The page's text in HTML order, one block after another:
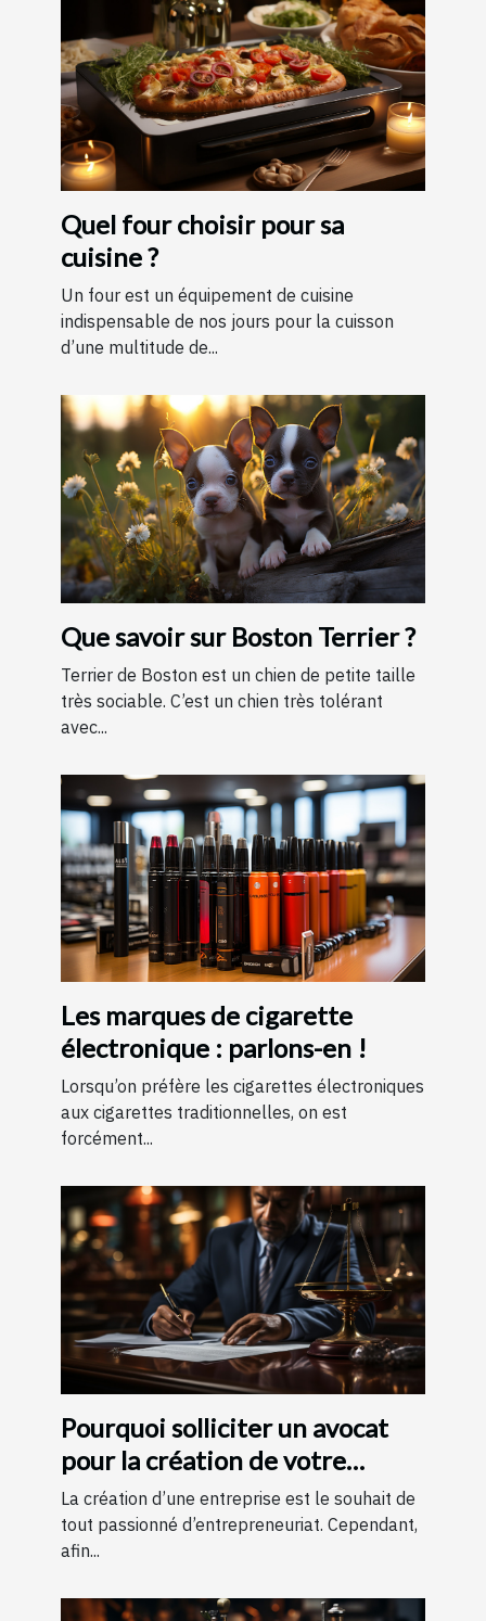
Quel four choisir pour sa
cuisine ?
Un four est un équipement de cuisine
indispensable de nos jours pour la cuisson
d’une multitude de...
Que savoir sur Boston Terrier ?
Terrier de Boston est un chien de petite taille
très sociable. C’est un chien très tolérant
avec...
Les marques de cigarette
électronique : parlons-en !
Lorsqu’on préfère les cigarettes électroniques
aux cigarettes traditionnelles, on est
forcément...
Pourquoi solliciter un avocat
pour la création de votre
entreprise ?
La création d’une entreprise est le souhait de
tout passionné d’entrepreneuriat. Cependant,
afin...